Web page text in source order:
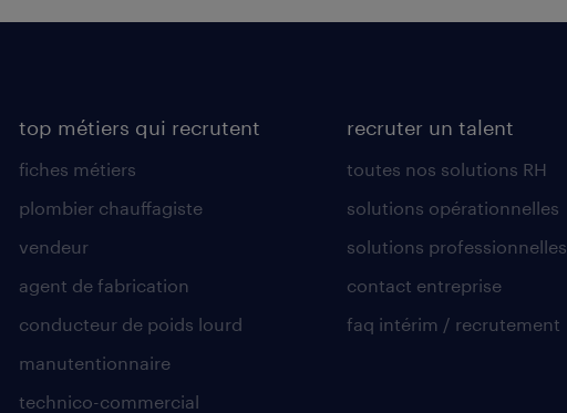
top métiers qui recrutent
fiches métiers
plombier chauffagiste
vendeur
agent de fabrication
conducteur de poids lourd
manutentionnaire
technico-commercial
recruter un talent
toutes nos solutions RH
solutions opérationnelles
solutions professionnelles
contact entreprise
faq intérim / recrutement